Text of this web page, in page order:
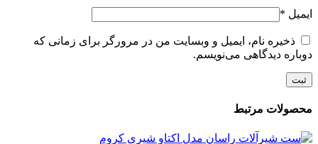
ایمیل *
ذخیره نام، ایمیل و وبسایت من در مرورگر برای زمانی که
دوباره دیدگاهی می‌نویسم.
محصولات مرتبط